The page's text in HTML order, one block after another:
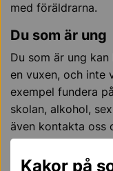
Kakor på
med föräldrarna.
Du som är ung
Du som är ung
en vuxen, och inte
exempel fundera
skolan, alkohol,
även kontakta oss
du behöver mer
kontakt med rätt